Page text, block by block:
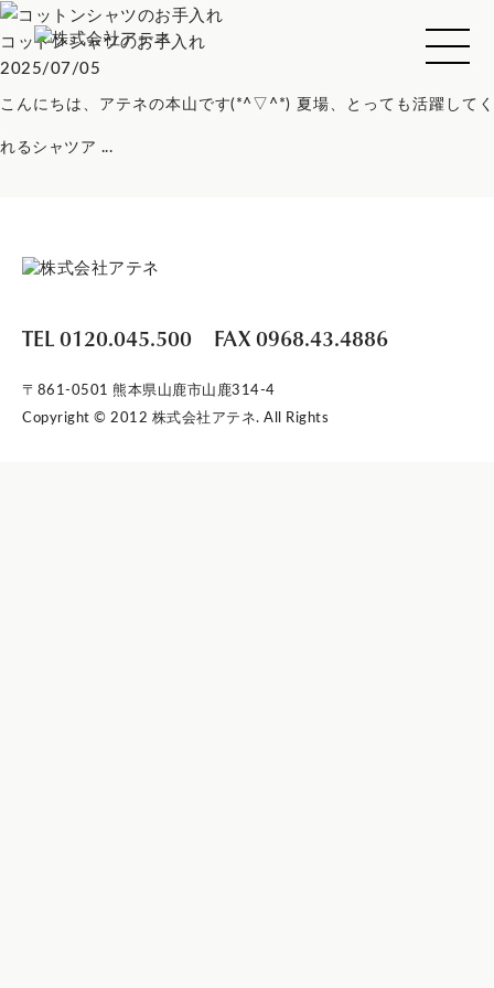
コットンシャツのお手入れ
2025/07/05
こんにちは、アテネの本山です(*^▽^*) 夏場、とっても活躍してく
れるシャツア ...
TEL 0120.045.500 FAX 0968.43.4886
〒861-0501 熊本県山鹿市山鹿314-4
Copyright © 2012 株式会社アテネ. All Rights